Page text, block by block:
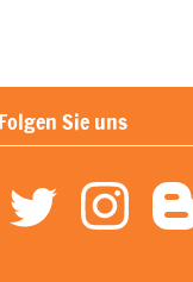
Folgen Sie uns